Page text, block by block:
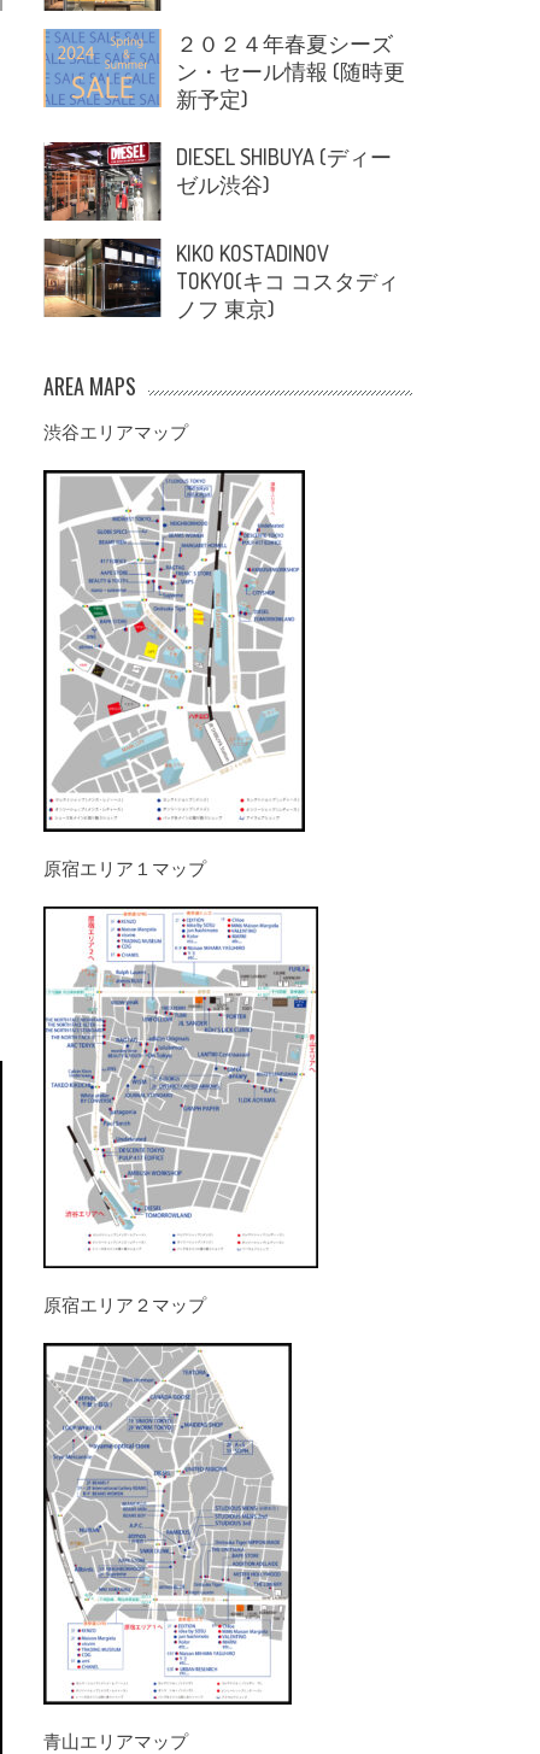
２０２４年春夏シーズ
ン・セール情報 (随時更
新予定)
DIESEL SHIBUYA (ディー
ゼル渋谷)
KIKO KOSTADINOV
TOKYO(キコ コスタディ
ノフ 東京)
AREA MAPS
渋谷エリアマップ
原宿エリア１マップ
原宿エリア２マップ
青山エリアマップ